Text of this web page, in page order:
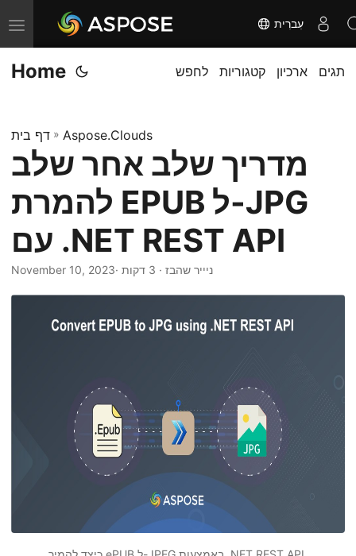
T
o
g
e
n
v
g
a
t
עִברִית
Home לחפש קטגוריות ארכיון תגים
דף בית » Aspose.Clouds
מדריך שלב אחר שלב
להמרת EPUB ל-JPG
עם .NET REST API
November 10, 2023 · ניייר שהבז · 3 דקות